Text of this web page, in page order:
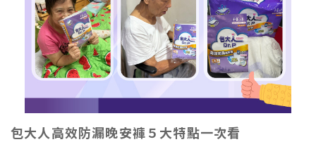
包大人高效防漏晚安褲５大特點一次看